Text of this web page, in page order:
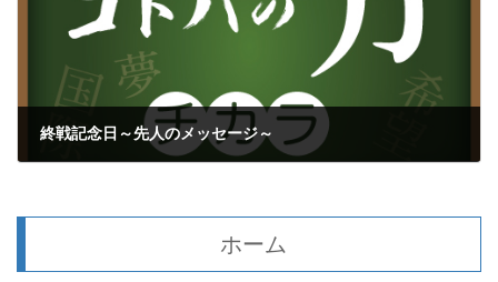
終戦記念日～先人のメッセージ～
ホーム